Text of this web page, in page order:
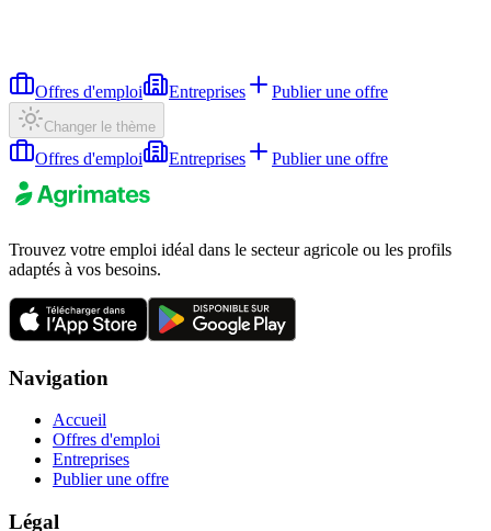
Offres d'emploi Entreprises Publier une offre
Changer le thème
Offres d'emploi Entreprises Publier une offre
Trouvez votre emploi idéal dans le secteur agricole ou les profils
adaptés à vos besoins.
Navigation
Accueil
Offres d'emploi
Entreprises
Publier une offre
Légal